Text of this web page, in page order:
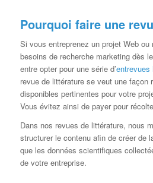
Pourquoi faire une
Si vous entreprenez un projet Web
besoins de recherche marketing dès
entre opter pour une série d’entrevues
revue de littérature se veut une façon
disponibles pertinentes pour votre
Vous évitez ainsi de payer pour
Dans nos revues de littérature, nous
structurer le contenu afin de créer de
que les données scientifiques
de votre entreprise.